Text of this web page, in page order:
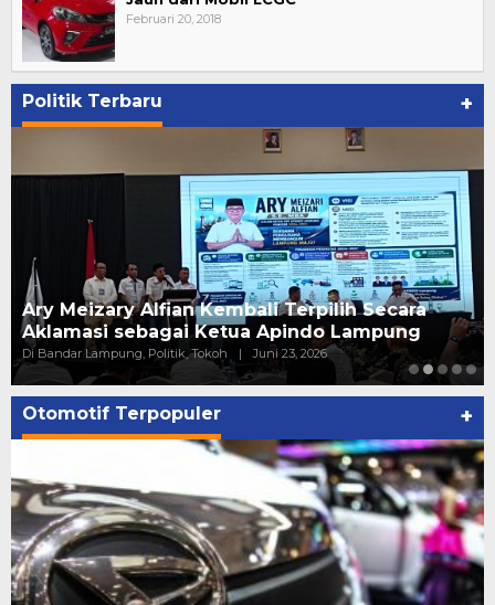
Februari 20, 2018
Politik Terbaru +
Pelantikan Relawan PAN Bandar Lampung, ini
kata Putri Zulhas
Di ADV, Politik | Juni 20, 2026
Otomotif Terpopuler +